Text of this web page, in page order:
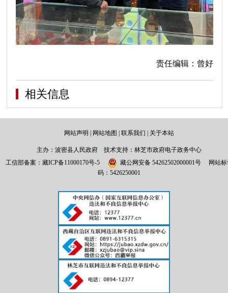
责任编辑：曾好
相关信息
网站声明 网站地图 联系我们 关于本站
主办：波密县人民政府 技术支持：林芝市政府电子政务中心
工信部备案： 藏ICP备11000170号-5 藏公网安备 54262502000001号
网站
码：5426250001